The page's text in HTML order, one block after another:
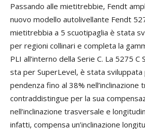
Passando alle mietitrebbie, Fendt
nuovo modello autolivellante Fendt
mietitrebbia a 5 scuotipaglia è stata
per regioni collinari e completa la
PLI all’interno della Serie C. La 5275 C
sta per SuperLevel, è stata
pendenza fino al 38% nell’inclinazione
contraddistingue per la sua
nell’inclinazione trasversale e
infatti, compensa un’inclinazione